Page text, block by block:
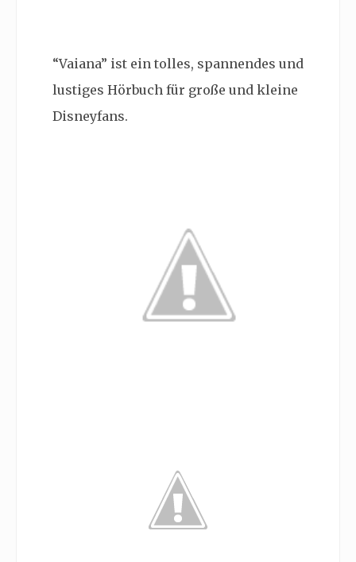
“Vaiana” ist ein tolles, spannendes und
lustiges Hörbuch für große und kleine
Disneyfans.